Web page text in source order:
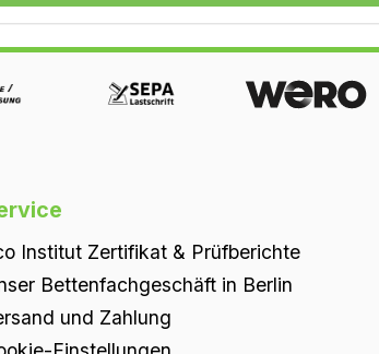
Institut Zertifikat & Prüfberichte
Bettenfachgeschäft in Berlin
und Zahlung